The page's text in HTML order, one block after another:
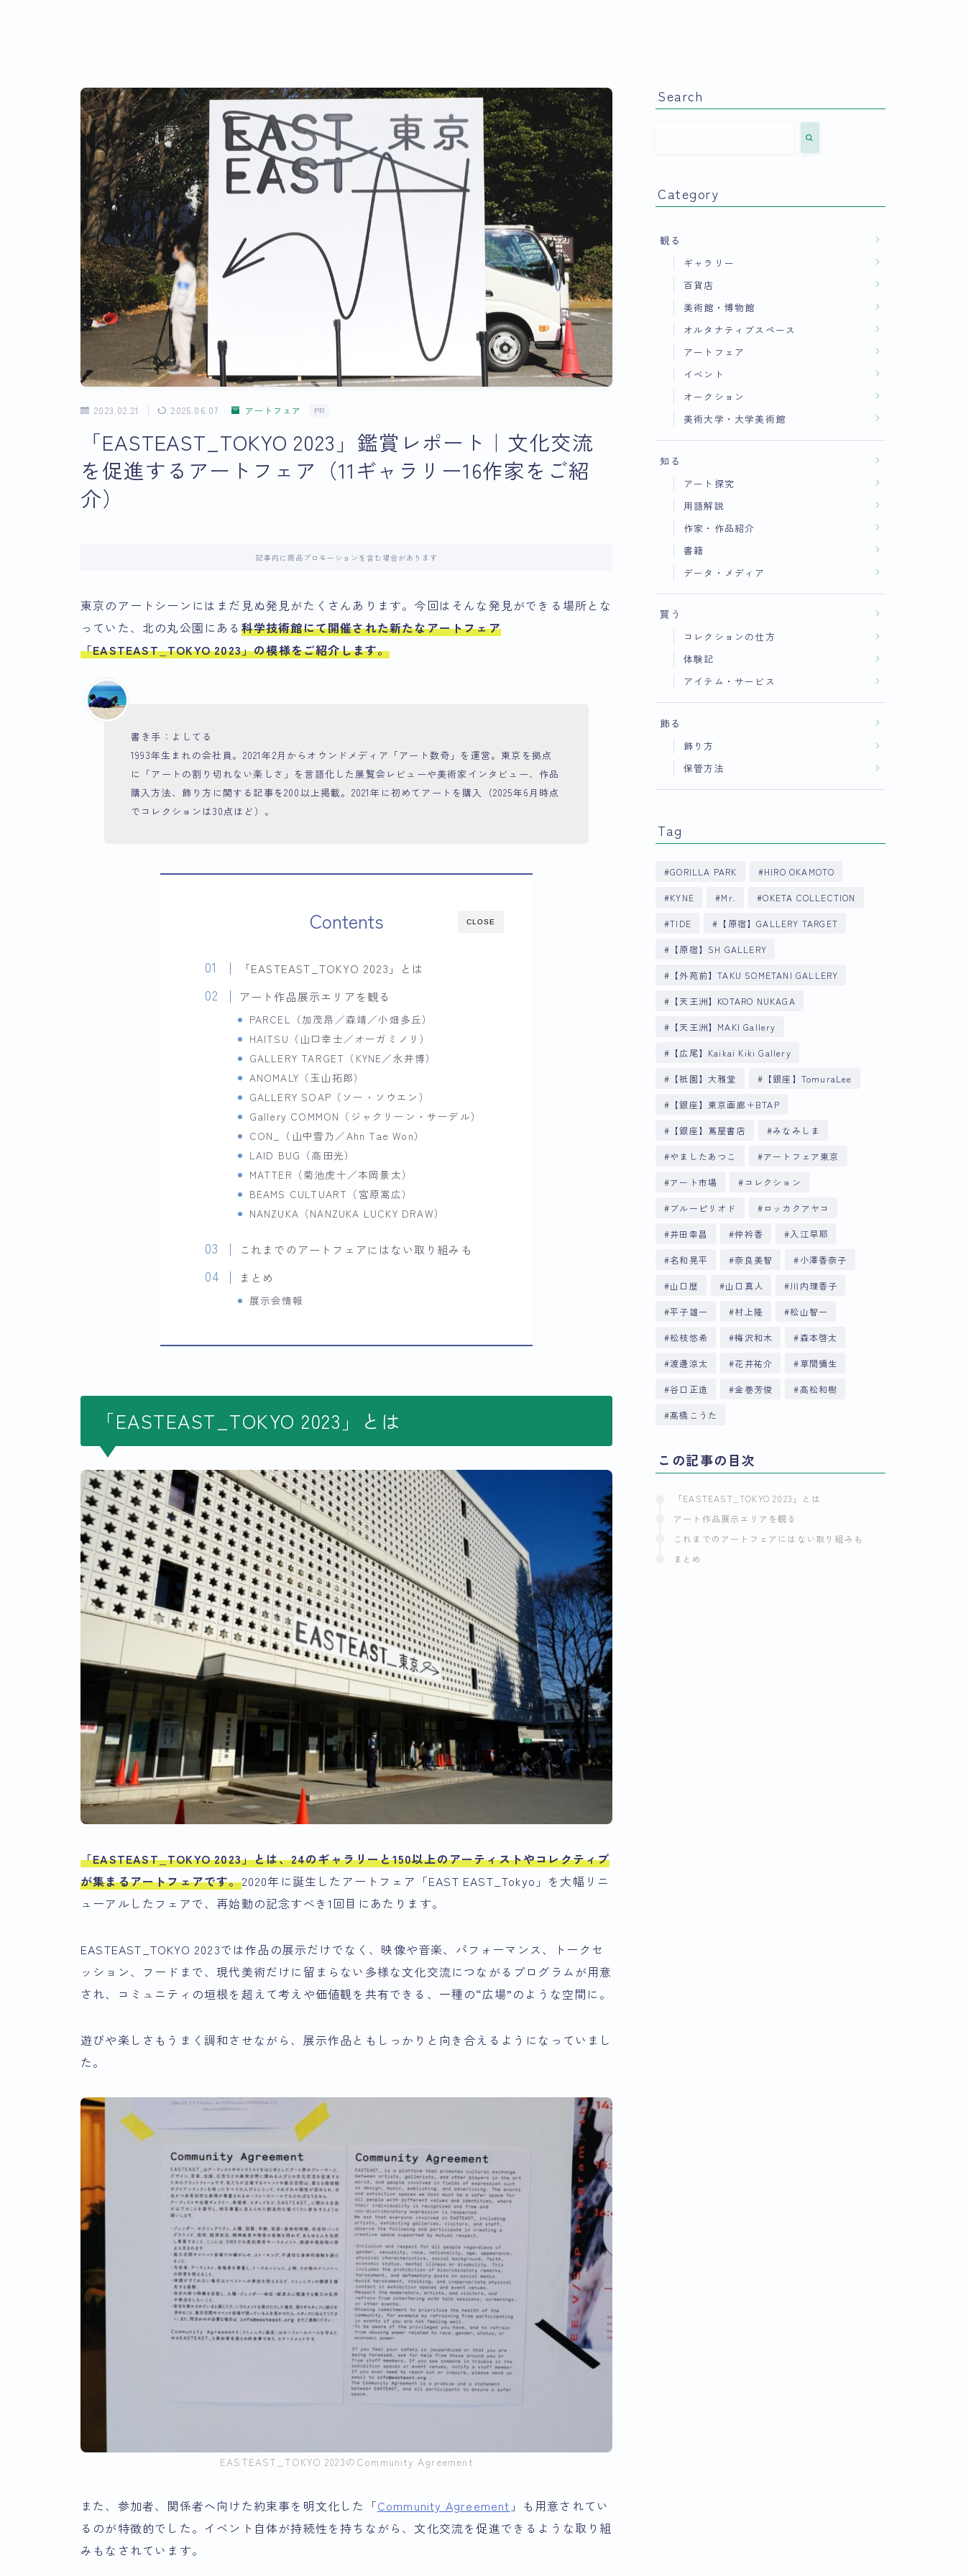
2023.02.21 2025.06.07 アートフェア PR
「EASTEAST_TOKYO 2023」鑑賞レポート｜文化交流
を促進するアートフェア（11ギャラリー16作家をご紹
介）
記事内に商品プロモーションを含む場合があります
東京のアートシーンにはまだ見ぬ発見がたくさんあります。今回はそんな発見ができる場所とな
っていた、 北の丸公園にある 科学技術館にて開催された新たなアートフェア
「EASTEAST_TOKYO 2023」の模様をご紹介します。
書き手：よしてる
1993年生まれの会社員。2021年2月からオウンドメディア「アート数奇」を運営。東京を拠点
に「アートの割り切れない楽しさ」を言語化した展覧会レビューや美術家インタビュー、作品
購入方法、飾り方に関する記事を200以上掲載。2021年に初めてアートを購入（2025年6月時点
でコレクションは30点ほど）。
CLOSE
Contents
「EASTEAST_TOKYO 2023」とは
アート作品展示エリアを観る
PARCEL（加茂昂／森靖／小畑多丘）
HAITSU（山口幸士／オーガミノリ）
GALLERY TARGET（KYNE／永井博）
ANOMALY（玉山拓郎）
GALLERY SOAP（ソー・ソウエン）
Gallery COMMON（ジャクリーン・サーデル）
CON_（山中雪乃／Ahn Tae Won）
LAID BUG（高田光）
MATTER（菊池虎十／本岡景太）
BEAMS CULTUART（宮原嵩広）
NANZUKA（NANZUKA LUCKY DRAW）
これまでのアートフェアにはない取り組みも
まとめ
展示会情報
「EASTEAST_TOKYO 2023」とは
「EASTEAST_TOKYO 2023」とは、24のギャラリーと150以上のアーティストやコレクティブ
が集まるアートフェアです。2020年に誕生したアートフェア「EAST EAST_Tokyo」を大幅リニ
ューアルしたフェアで、再始動の記念すべき1回目にあたります。
EASTEAST_TOKYO 2023では作品の展示だけでなく、映像や音楽、パフォーマンス、トークセ
ッション、フードまで、現代美術だけに留まらない多様な文化交流につながるプログラムが用意
され、コミュニティの垣根を超えて考えや価値観を共有できる、一種の“広場”のような空間に。
遊びや楽しさもうまく調和させながら、展示作品ともしっかりと向き合えるようになっていまし
た。
EASTEAST_TOKYO 2023のCommunity Agreement
また、参加者、関係者へ向けた約束事を明文化した「Community Agreement 」も用意されてい
るのが特徴的でした。イベント自体が持続性を持ちながら、文化交流を促進できるような取り組
みもなされています。
Search
Category
観る
ギャラリー
百貨店
美術館・博物館
オルタナティブスペース
アートフェア
イベント
オークション
美術大学・大学美術館
知る
アート探究
用語解説
作家・作品紹介
書籍
データ・メディア
買う
コレクションの仕方
体験記
アイテム・サービス
飾る
飾り方
保管方法
Tag
GORILLA PARK HIRO OKAMOTO
KYNE Mr. OKETA COLLECTION
TIDE 【原宿】GALLERY TARGET
【原宿】SH GALLERY
【外苑前】TAKU SOMETANI GALLERY
【天王洲】KOTARO NUKAGA
【天王洲】MAKI Gallery
【広尾】Kaikai Kiki Gallery
【祇園】大雅堂 【銀座】TomuraLee
【銀座】東京画廊＋BTAP
【銀座】蔦屋書店 みなみしま
やましたあつこ アートフェア東京
アート市場 コレクション
ブルーピリオド ロッカクアヤコ
井田幸昌 仲衿香 入江早耶
名和晃平 奈良美智 小澤香奈子
山口歴 山口真人 川内理香子
平子雄一 村上隆 松山智一
松枝悠希 梅沢和木 森本啓太
渡邊涼太 花井祐介 草間彌生
谷口正造 金巻芳俊 高松和樹
髙橋こうた
この記事の目次
「EASTEAST_TOKYO 2023」とは
アート作品展示エリアを観る
これまでのアートフェアにはない取り組みも
まとめ